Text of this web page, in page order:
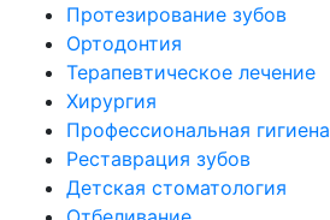
Протезирование зубов
Ортодонтия
Терапевтическое лечение
Хирургия
Профессиональная гигиена
Реставрация зубов
Детская стоматология